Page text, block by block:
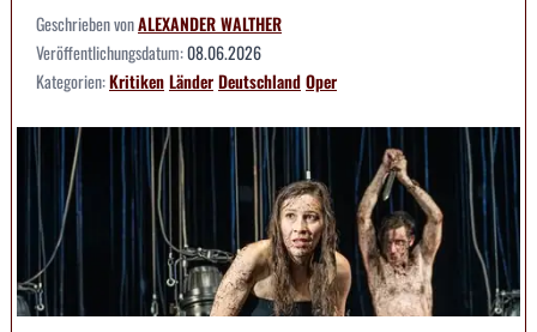
Geschrieben vonALEXANDER WALTHER
Veröffentlichungsdatum:08.06.2026
Kategorien:KritikenLänderDeutschlandOper